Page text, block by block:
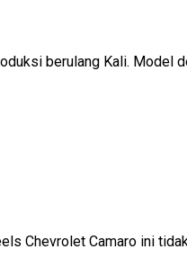
berulang Kali. Model
Chevrolet Camaro ini